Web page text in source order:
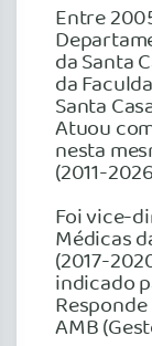
Entre
da Santa
da
Santa
Atuou
nesta
(2011-
Foi vice-
Médicas
(2017-
indicado
AMB